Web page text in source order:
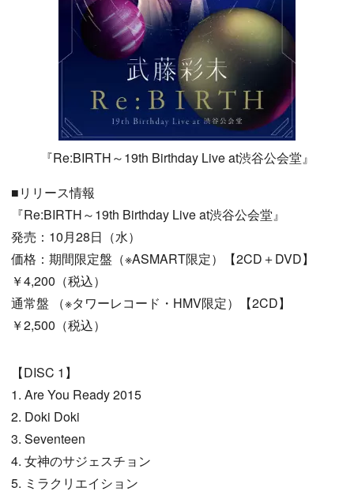
『Re:BIRTH～19th Birthday Live at渋谷公会堂』
■リリース情報
『Re:BIRTH～19th Birthday Live at渋谷公会堂』
発売：10月28日（水）
価格：期間限定盤（※ASMART限定）【2CD＋DVD】
￥4,200（税込）
通常盤 （※タワーレコード・HMV限定）【2CD】
￥2,500（税込）
【DISC 1】
1. Are You Ready 2015
2. Doki Doki
3. Seventeen
4. 女神のサジェスチョン
5. ミラクリエイション